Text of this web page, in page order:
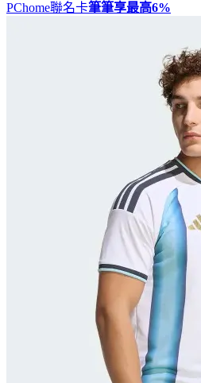
PChome聯名卡筆筆享最高6%